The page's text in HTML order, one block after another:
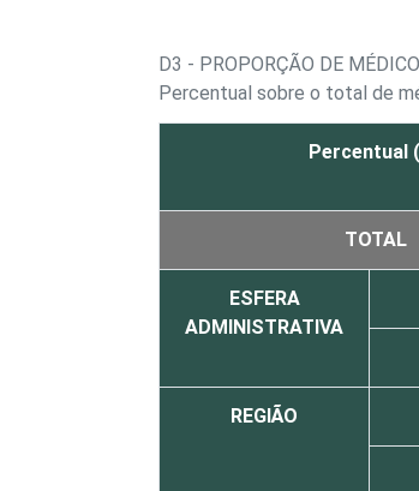
D3 - PROPORÇÃO DE
Percentual sobre o total de
Percentual
TOTAL
ESFERA
ADMINISTRATIVA
REGIÃO